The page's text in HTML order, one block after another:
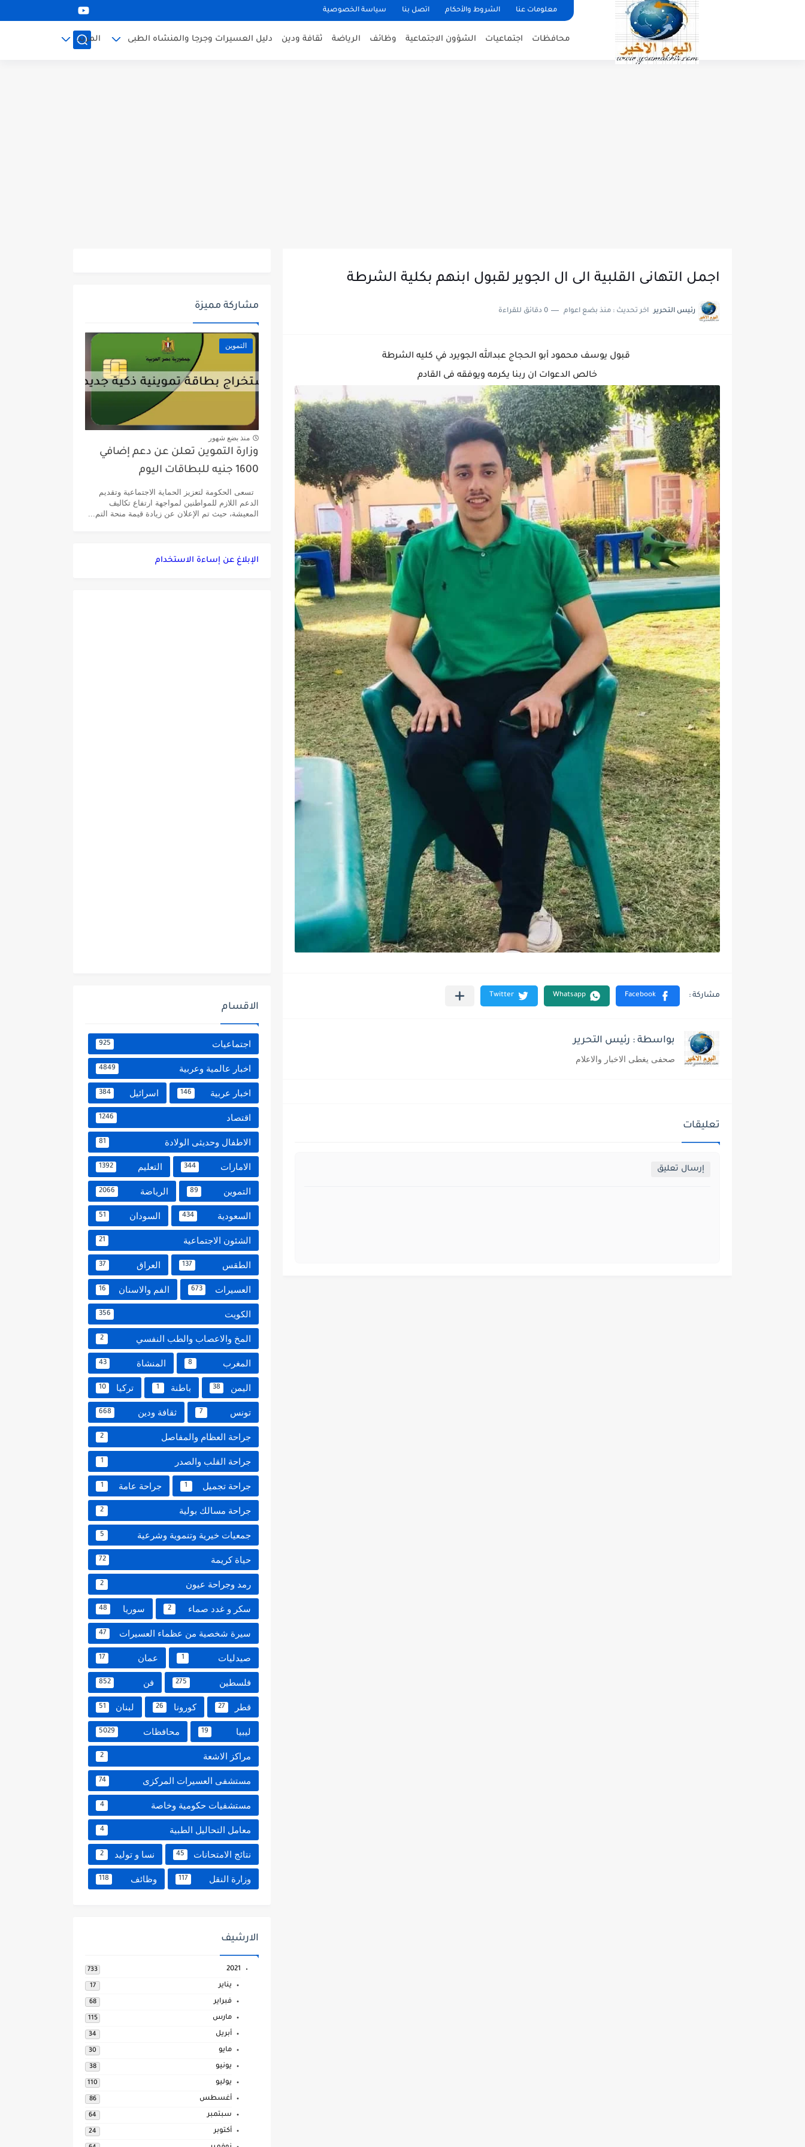
معلومات عنا الشروط والأحكام اتصل بنا سياسة الخصوصية
محافظات اجتماعيات الشؤون الاجتماعية وظائف الرياضة ثقافة ودين دليل العسيرات وجرجا والمنشاه الطبى المزيد
اجمل التهانى القلبية الى ال الجوير لقبول ابنهم بكلية الشرطة
رئيس التحرير اخر تحديث : منذ بضع اعوام 0 دقائق للقراءة
قبول يوسف محمود أبو الحجاج عبدالله الجويرد في كليه الشرطة
خالص الدعوات ان ربنا يكرمه ويوفقه فى القادم
بواسطة : رئيس التحرير
صحفى يغطى الاخبار والاعلام
تعليقات
إرسال تعليق
مشاركة مميزة
التموين
منذ بضع شهور
وزارة التموين تعلن عن دعم إضافي
1600 جنيه للبطاقات اليوم
تسعى الحكومة لتعزيز الحماية الاجتماعية وتقديم
الدعم اللازم للمواطنين لمواجهة ارتفاع تكاليف
المعيشة، حيث تم الإعلان عن زيادة قيمة منحة التم...
الإبلاغ عن إساءة الاستخدام
الاقسام
اجتماعيات 925
اخبار عالمية وعربية 4849
اخبار عربية 146 اسرائيل 384
اقتصاد 1246
الاطفال وحديثى الولادة 81
الامارات 344 التعليم 1392
التموين 89 الرياضة 2066
السعودية 434 السودان 51
الشئون الاجتماعية 21
الطقس 137 العراق 37
العسيرات 673 الفم والاسنان 16
الكويت 356
المخ والاعصاب والطب النفسي 2
المغرب 8 المنشاة 43
اليمن 38 باطنة 1 تركيا 10
تونس 7 ثقافة ودين 668
جراحة العظام والمفاصل 2
جراحة القلب والصدر 1
جراحة تجميل 1 جراحة عامة 1
جراحة مسالك بولية 2
جمعيات خيرية وتنموية وشرعية 5
حياة كريمة 72
رمد وجراحة عيون 2
سكر و غدد صماء 2 سوريا 48
سيرة شخصية من عظماء العسيرات 47
صيدليات 1 عمان 17
فلسطين 275 فن 852
قطر 27 كورونا 26 لبنان 51
ليبيا 19 محافظات 5029
مراكز الاشعة 2
مستشفى العسيرات المركزى 74
مستشفيات حكومية وخاصة 4
معامل التحاليل الطبية 4
نتائج الامتحانات 45 نسا و توليد 2
وزارة النقل 117 وظائف 118
الارشيف
2021
733
يناير 17
فبراير 68
مارس 115
أبريل 34
مايو 30
يونيو 38
يوليو 110
أغسطس 86
سبتمبر 64
أكتوبر 24